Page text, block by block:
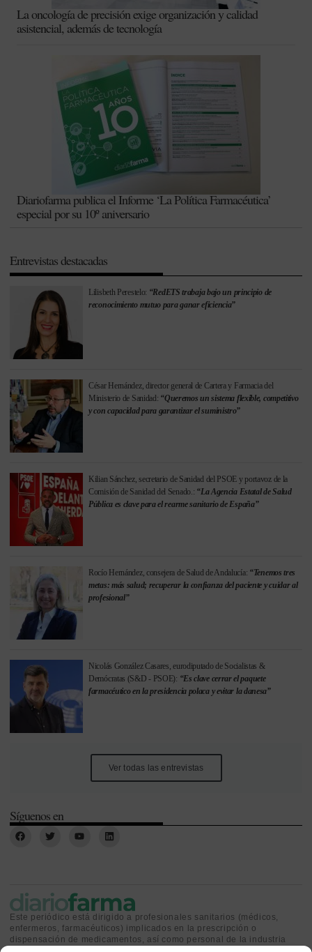
La oncología de precisión exige organización y calidad
asistencial, además de tecnología
Diariofarma publica el Informe ‘La Política Farmacéutica’
especial por su 10º aniversario
Entrevistas destacadas
Lilisbeth Perestelo: “RedETS trabaja bajo un principio de
reconocimiento mutuo para ganar eficiencia”
César Hernández, director general de Cartera y Farmacia del
Ministerio de Sanidad: “Queremos un sistema flexible, competitivo
y con capacidad para garantizar el suministro”
Kilian Sánchez, secretario de Sanidad del PSOE y portavoz de la
Comisión de Sanidad del Senado.: “La Agencia Estatal de Salud
Pública es clave para el rearme sanitario de España”
Rocío Hernández, consejera de Salud de Andalucía: “Tenemos tres
metas: más salud; recuperar la confianza del paciente y cuidar al
profesional”
Nicolás González Casares, eurodiputado de Socialistas &
Demócratas (S&D - PSOE): “Es clave cerrar el paquete
farmacéutico en la presidencia polaca y evitar la danesa”
Ver todas las entrevistas
Síguenos en
Este periódico está dirigido a profesionales sanitarios (médicos,
enfermeros, farmacéuticos) implicados en la prescripción o
dispensación de medicamentos, así como personal de la industria